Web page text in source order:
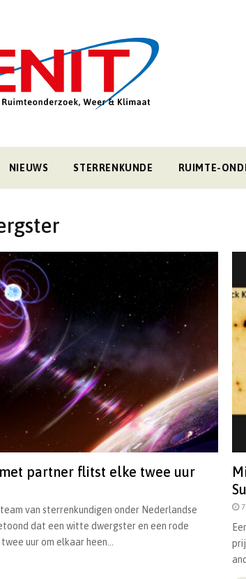
NIEUWS STERRENKUNDE RUIMTE-
partner flitst elke twee uur
van sterrenkundigen onder Nederlandse
dat een witte dwergster en een rode
uur om elkaar heen...